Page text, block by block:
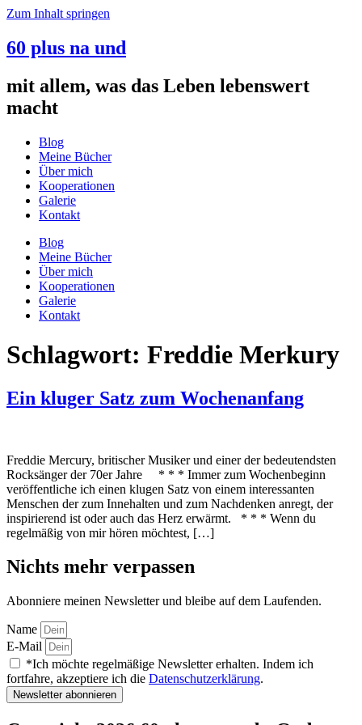
Zum Inhalt springen
60 plus na und
mit allem, was das Leben lebenswert
macht
Blog
Meine Bücher
Über mich
Kooperationen
Galerie
Kontakt
Blog
Meine Bücher
Über mich
Kooperationen
Galerie
Kontakt
Schlagwort: Freddie Merkury
Ein kluger Satz zum Wochenanfang
Freddie Mercury, britischer Musiker und einer der bedeutendsten
Rocksänger der 70er Jahre * * * Immer zum Wochenbeginn
veröffentliche ich einen klugen Satz von einem interessanten
Menschen der zum Innehalten und zum Nachdenken anregt, der
inspirierend ist oder auch das Herz erwärmt. * * * Wenn du
regelmäßig von mir hören möchtest, […]
Nichts mehr verpassen
Abonniere meinen Newsletter und bleibe auf dem Laufenden.
Name
E-Mail
*Ich möchte regelmäßige Newsletter erhalten. Indem ich
fortfahre, akzeptiere ich die Datenschutzerklärung.
Newsletter abonnieren